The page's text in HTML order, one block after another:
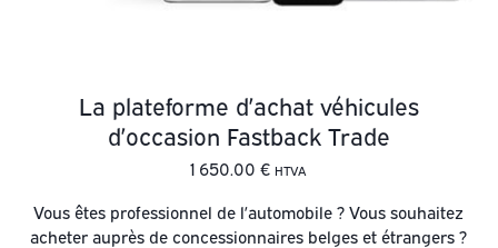
La plateforme d’achat véhicules
d’occasion Fastback Trade
1 650.00 € HTVA
Vous êtes professionnel de l’automobile ? Vous souhaitez
acheter auprès de concessionnaires belges et étrangers ?